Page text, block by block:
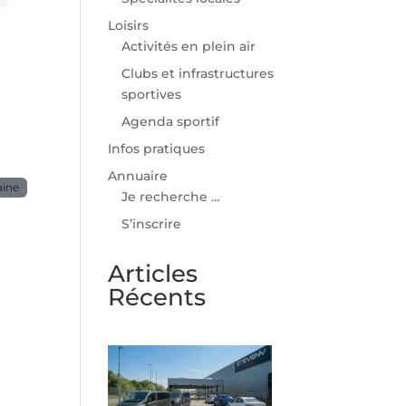
Loisirs
Activités en plein air
Clubs et infrastructures
sportives
Agenda sportif
Infos pratiques
Annuaire
Je recherche …
S’inscrire
Articles
Récents